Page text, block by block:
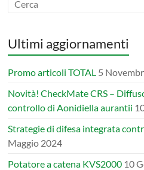
Ultimi aggiornamenti
Promo articoli TOTAL 5
Novità! CheckMate CRS –
controllo di Aonidiella aurantii
Strategie di difesa integrata
Maggio 2024
Potatore a catena KVS2000 10